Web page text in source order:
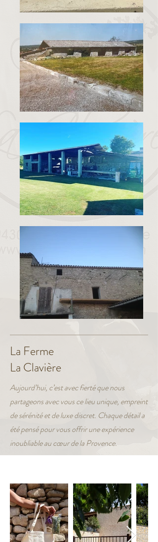
La Ferme
La Clavière
Aujourd’hui, c’est avec fierté que nous
partageons avec vous ce lieu unique, empreint
de sérénité et de luxe discret. Chaque détail a
été pensé pour vous offrir une expérience
inoubliable au cœur de la Provence.